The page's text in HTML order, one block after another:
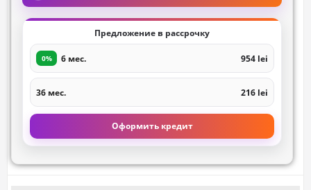
Предложение в рассрочку
0% 6 мес. 954 lei
36 мес. 216 lei
Оформить кредит